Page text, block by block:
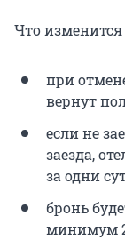
Что изменится
при
вернут
если не
заезда,
за одни
бронь
минимум